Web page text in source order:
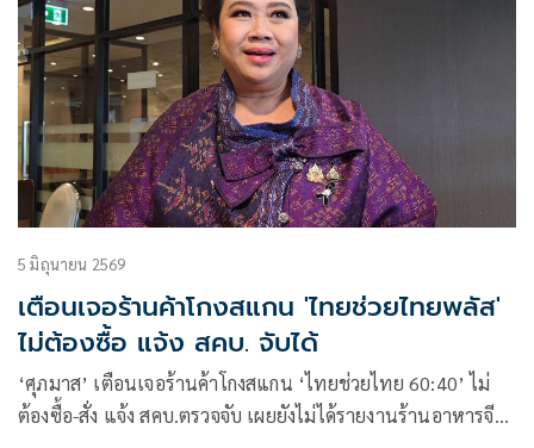
5 มิถุนายน 2569
เตือนเจอร้านค้าโกงสแกน 'ไทยช่วยไทยพลัส'
ไม่ต้องซื้อ แจ้ง สคบ. จับได้
‘ศุภมาส’ เตือนเจอร้านค้าโกงสแกน ‘ไทยช่วยไทย 60:40’ ไม่
ต้องซื้อ-สั่ง แจ้ง สคบ.ตรวจจับ เผยยังไม่ได้รายงานร้านอาหารจีน